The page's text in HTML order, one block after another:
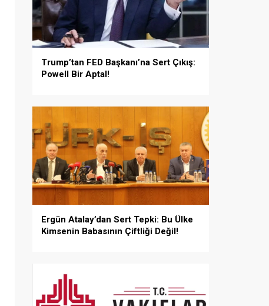
Trump’tan FED Başkanı’na Sert Çıkış:
Powell Bir Aptal!
Ergün Atalay’dan Sert Tepki: Bu Ülke
Kimsenin Babasının Çiftliği Değil!